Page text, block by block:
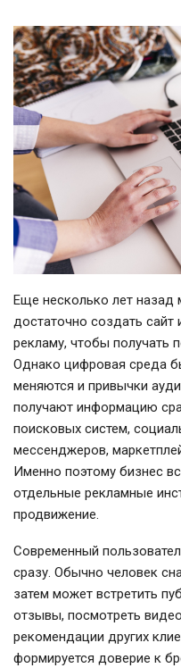
Еще несколько лет
достаточно создать сайт
рекламу, чтобы получать
Однако цифровая среда
меняются и привычки
получают информацию
поисковых систем,
мессенджеров,
Именно поэтому бизнес
отдельные рекламные
продвижение.
Современный
сразу. Обычно человек
затем может встретить
отзывы, посмотреть
рекомендации других
формируется доверие к